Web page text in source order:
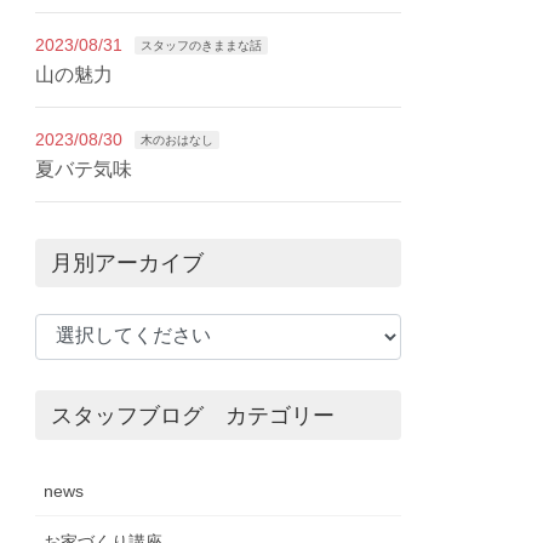
2023/08/31 スタッフのきままな話
山の魅力
2023/08/30 木のおはなし
夏バテ気味
月別アーカイブ
スタッフブログ カテゴリー
news